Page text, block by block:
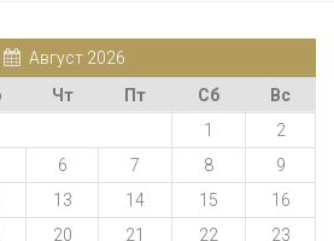
Август 2026
Чт Пт Сб
Вс
1
2
6 7 8
9
13 14 15
16
20 21 22
23